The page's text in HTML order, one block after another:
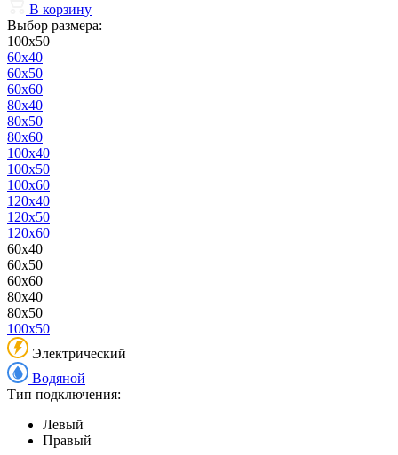
В корзину
Выбор размера:
100x50
60x40
60x50
60x60
80x40
80x50
80x60
100x40
100x50
100x60
120x40
120x50
120x60
60x40
60x50
60x60
80x40
80x50
100x50
Электрический
Водяной
Тип подключения:
Левый
Правый